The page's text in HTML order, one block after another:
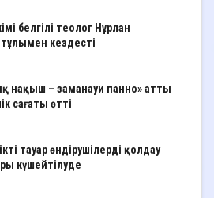
белгілі теолог Нұрлан
кездесті
нақыш – заманауи панно» атты
сағаты өтті
тауар өндірушілерді қолдау
күшейтілуде